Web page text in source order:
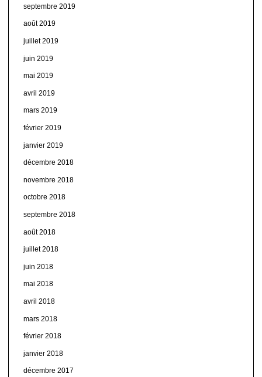
septembre 2019
août 2019
juillet 2019
juin 2019
mai 2019
avril 2019
mars 2019
février 2019
janvier 2019
décembre 2018
novembre 2018
octobre 2018
septembre 2018
août 2018
juillet 2018
juin 2018
mai 2018
avril 2018
mars 2018
février 2018
janvier 2018
décembre 2017